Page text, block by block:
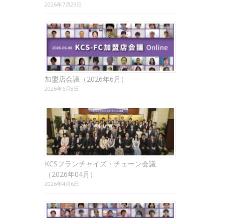
2026年7月29日
加盟店会議（2026年6月）
2026年6月8日
KCSフランチャイズ・チェーン会議
（2026年04月）
2026年4月6日